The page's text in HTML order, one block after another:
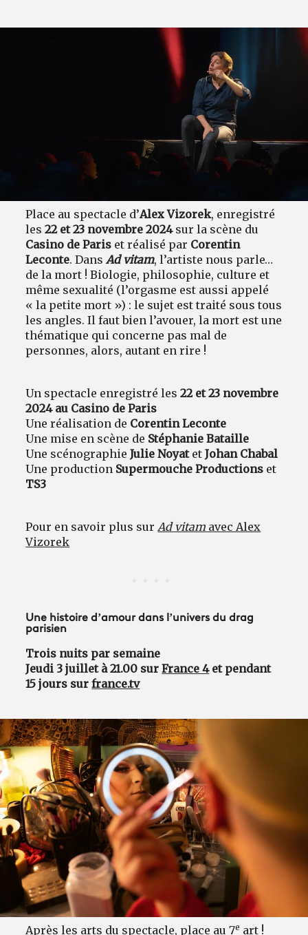
Place au spectacle d’Alex Vizorek, enregistré
les22 et 23 novembre 2024sur la scène du
Casino de Paris et réalisé par Corentin
Leconte. DansAd vitam, l’artiste nous parle…
de la mort ! Biologie, philosophie, culture et
même sexualité (l’orgasme est aussi appelé
« la petite mort ») : le sujet est traité sous tous
les angles. Il faut bien l’avouer, la mort est une
thématique qui concerne pas mal de
personnes, alors, autant en rire !
Un spectacle enregistré les22 et 23 novembre
2024 au Casino de Paris
Une réalisation de Corentin Leconte
Une mise en scène de Stéphanie Bataille
Une scénographieJulie Noyat et Johan Chabal
Une production Supermouche Productions et
TS3
Pour en savoir plus sur Ad vitam avec Alex
Vizorek
Une histoire d’amour dans l’univers du drag
parisien
Trois nuits par semaine
Jeudi 3 juillet à 21.00 surFrance 4et pendant
15 jours surfrance.tv
Après les arts du spectacle, place au 7e art !